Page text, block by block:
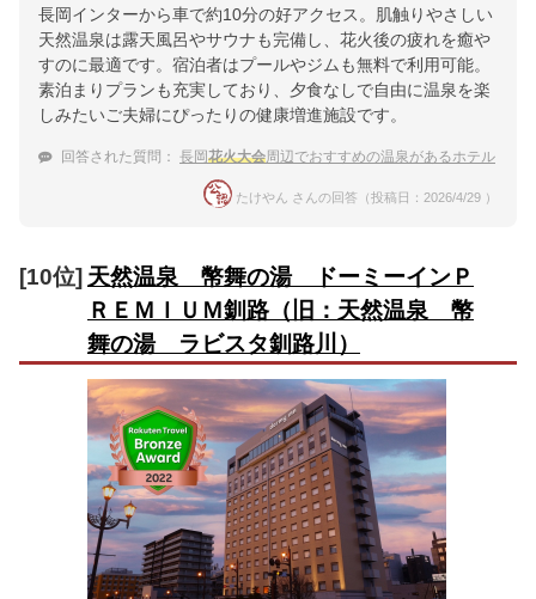
長岡インターから車で約10分の好アクセス。肌触りやさしい
天然温泉は露天風呂やサウナも完備し、花火後の疲れを癒や
すのに最適です。宿泊者はプールやジムも無料で利用可能。
素泊まりプランも充実しており、夕食なしで自由に温泉を楽
しみたいご夫婦にぴったりの健康増進施設です。
回答された質問： 長岡花火大会 周辺でおすすめの温泉があるホテル
たけやん さんの回答（投稿日：2026/4/29 ）
[10位] 天然温泉 幣舞の湯 ドーミーインＰ
ＲＥＭＩＵＭ釧路（旧：天然温泉 幣
舞の湯 ラビスタ釧路川）